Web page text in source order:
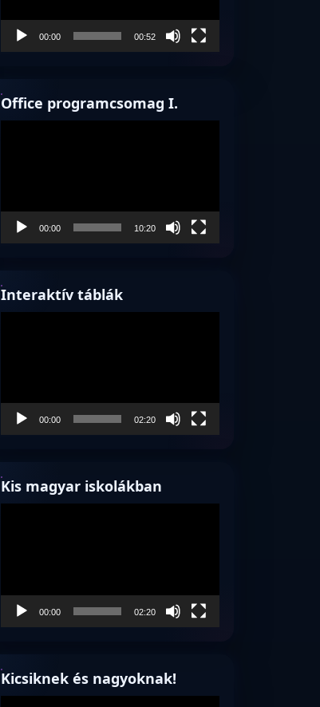
00:00 00:52
Office programcsomag I.
00:00 10:20
Interaktív táblák
00:00 02:20
Kis magyar iskolákban
00:00 02:20
Kicsiknek és nagyoknak!